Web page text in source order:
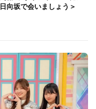
向坂で会いましょう＞